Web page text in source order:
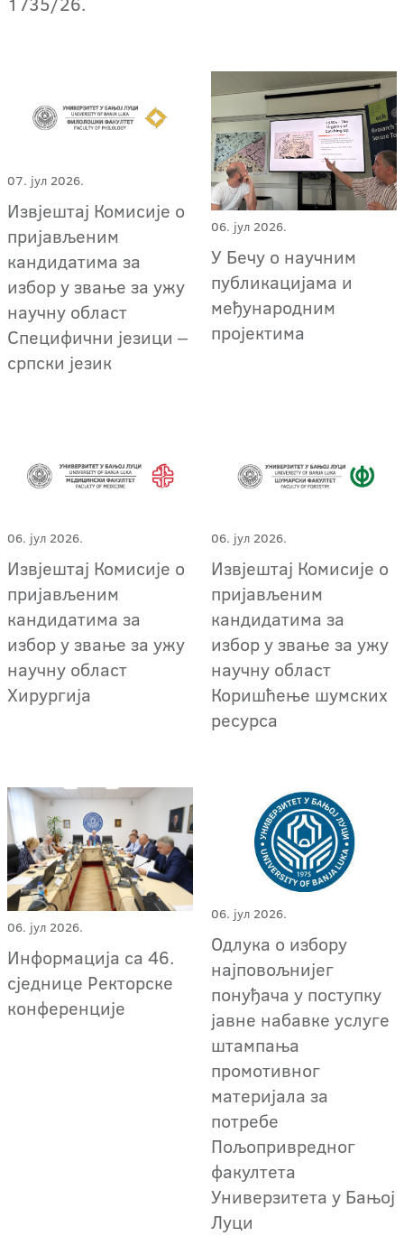
07. јул 2026.
Извјештај Комисије о
пријављеним
кандидатима за
избор у звање за ужу
научну област
Специфични језици ‒
српски језик
06. јул 2026.
У Бечу о научним
публикацијама и
међународним
пројектима
06. јул 2026.
Извјештај Комисије о
пријављеним
кандидатима за
избор у звање за ужу
научну област
Хирургија
06. јул 2026.
Извјештај Комисије о
пријављеним
кандидатима за
избор у звање за ужу
научну област
Коришћење шумских
ресурса
06. јул 2026.
Информација са 46.
сједнице Ректорске
конференције
06. јул 2026.
Oдлука о избору
најповољнијег
понуђача у поступку
јавне набавке услуге
штампања
промотивног
материјала за
потребе
Пољопривредног
факултета
Универзитета у Бањој
Луци